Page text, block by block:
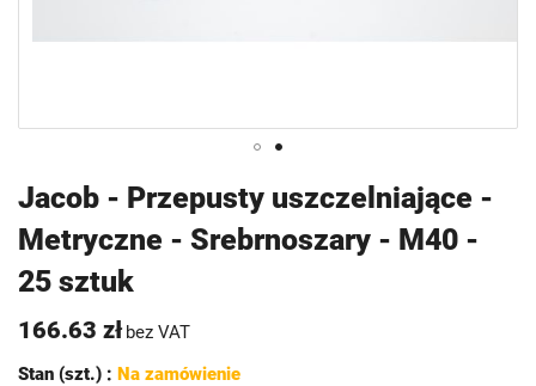
Jacob - Przepusty uszczelniające -
Metryczne - Srebrnoszary - M40 -
25 sztuk
166.63 zł bez VAT
Stan (szt.) : Na zamówienie
na
początek
galerii